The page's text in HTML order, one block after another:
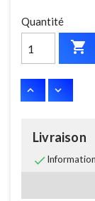
Quantité

Livraison
